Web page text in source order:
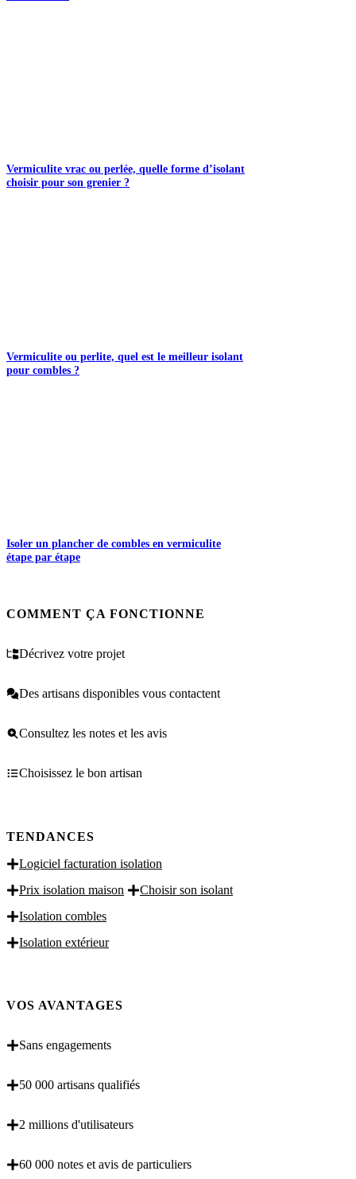
Vermiculite vrac ou perlée, quelle forme d’isolant
choisir pour son grenier ?
Vermiculite ou perlite, quel est le meilleur isolant
pour combles ?
Isoler un plancher de combles en vermiculite
étape par étape
COMMENT ÇA FONCTIONNE
Décrivez votre projet
Des artisans disponibles vous contactent
Consultez les notes et les avis
Choisissez le bon artisan
TENDANCES
Logiciel facturation isolation
Prix isolation maison
Choisir son isolant
Isolation combles
Isolation extérieur
VOS AVANTAGES
Sans engagements
50 000 artisans qualifiés
2 millions d'utilisateurs
60 000 notes et avis de particuliers